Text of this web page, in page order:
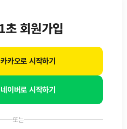
또는
초 회원가입
네이버로 시작하기
카카오로 시작하기